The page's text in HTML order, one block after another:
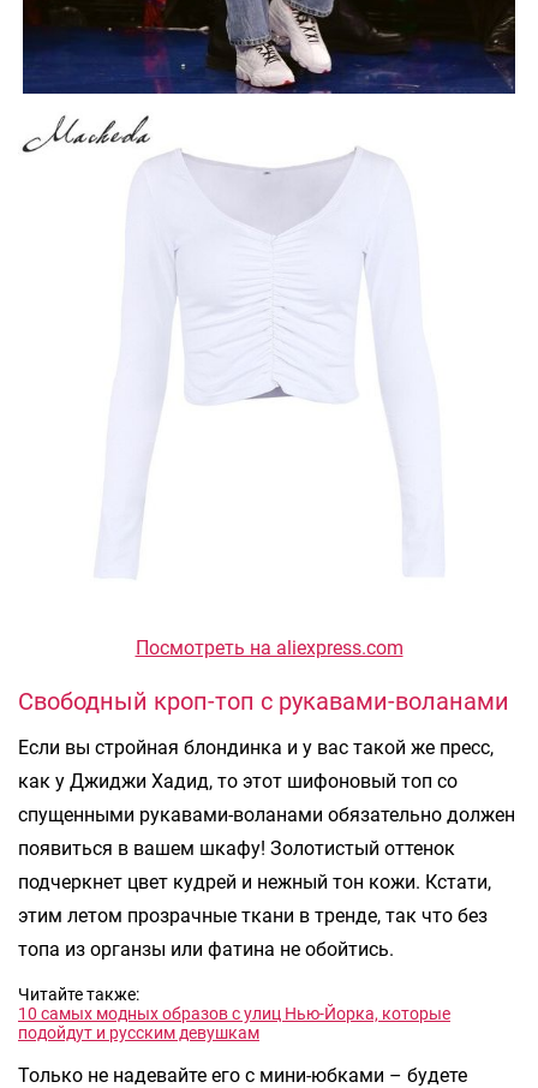
Посмотреть на aliexpress.com
Свободный кроп-топ с рукавами-воланами
Если вы стройная блондинка и у вас такой же пресс,
как у Джиджи Хадид, то этот шифоновый топ со
спущенными рукавами-воланами обязательно должен
появиться в вашем шкафу! Золотистый оттенок
подчеркнет цвет кудрей и нежный тон кожи. Кстати,
этим летом прозрачные ткани в тренде, так что без
топа из органзы или фатина не обойтись.
Читайте также:
10 самых модных образов с улиц Нью-Йорка, которые
подойдут и русским девушкам
Только не надевайте его с мини-юбками – будете